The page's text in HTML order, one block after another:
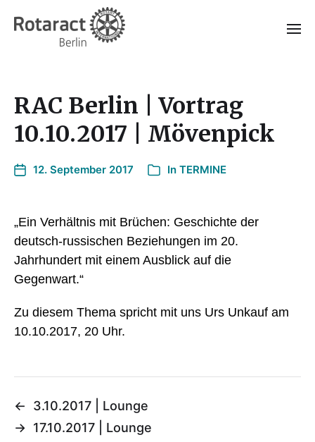
RAC Berlin | Vortrag
10.10.2017 | Mövenpick
12. September 2017 In TERMINE
„Ein Verhältnis mit Brüchen: Geschichte der
deutsch-russischen Beziehungen im 20.
Jahrhundert mit einem Ausblick auf die
Gegenwart.“
Zu diesem Thema spricht mit uns Urs Unkauf am
10.10.2017, 20 Uhr.
←
3.10.2017 | Lounge
→ 17.10.2017 | Lounge